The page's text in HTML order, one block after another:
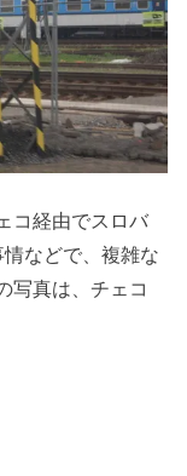
コ経由でスロバ
などで、複雑な
写真は、チェコ